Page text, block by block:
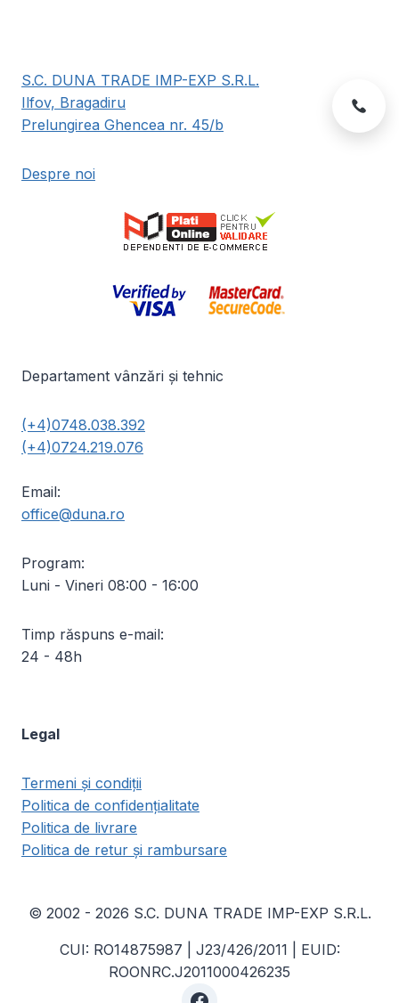
S.C. DUNA TRADE IMP-EXP S.R.L.
Ilfov, Bragadiru
Prelungirea Ghencea nr. 45/b
Despre noi
Departament vânzări și tehnic
(+4)0748.038.392
(+4)0724.219.076
Email:
office@duna.ro
Program:
Luni - Vineri 08:00 - 16:00
Timp răspuns e-mail:
24 - 48h
Legal
Termeni și condiții
Politica de confidențialitate
Politica de livrare
Politica de retur și rambursare
© 2002 - 2026 S.C. DUNA TRADE IMP-EXP S.R.L.
CUI: RO14875987 | J23/426/2011 | EUID:
ROONRC.J2011000426235